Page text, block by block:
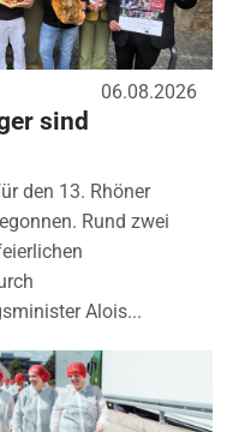
06.08.2026
sind
den 13. Rhöner
Rund zwei
Alois...